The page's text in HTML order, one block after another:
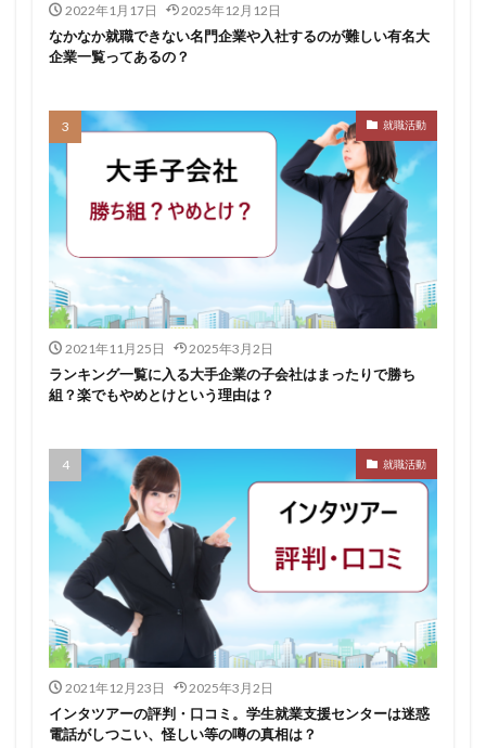
2022年1月17日 2025年12月12日
なかなか就職できない名門企業や入社するのが難しい有名大
企業一覧ってあるの？
就職活動
2021年11月25日 2025年3月2日
ランキング一覧に入る大手企業の子会社はまったりで勝ち
組？楽でもやめとけという理由は？
就職活動
2021年12月23日 2025年3月2日
インタツアーの評判・口コミ。学生就業支援センターは迷惑
電話がしつこい、怪しい等の噂の真相は？
泣くほど嫌い
相談 甘い 理系ナビ
理系
狙い目
無理
株式会社ジールコミュニケーションズ
求人探し方
比較 正社員 業界診断
業界別
株式会社リアライブ
株式会社パフ
体育会
11月
アプリ
インターンシップ
インターン
イロダスサロン
イベント いつから
いくら
いくつ
いい就職ドットコム
アスリートエージェント
インタツアー
あさがくナビ
あきらめ
アカリク就職エージェント
UZUZ
URL unistyle
インターンシップガイド
ウズキャリ
TSUNORU
キャリch
キャンパスキャリア
キャリチャン
キャリセン就活エージェント
キャリアパーク
キャリアチケットスカウト
キャリアセレクト
キャリアスタート
キミスカ
エンジニア
カレンダー
かからない大学
オファーボックス
オファーサービス
エントリーシート（ES）
エントリーシート
エントリー
エンジニア就活 type就活